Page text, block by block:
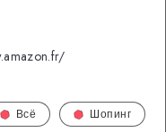
Всё Шопинг